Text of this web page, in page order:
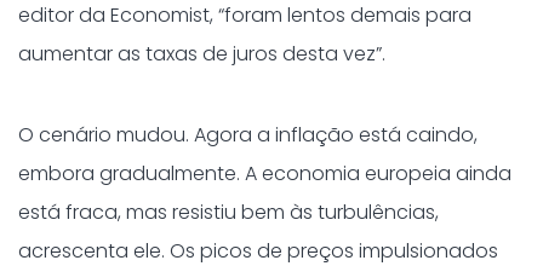
editor da Economist, “foram lentos demais para
aumentar as taxas de juros desta vez”.
O cenário mudou. Agora a inflação está caindo,
embora gradualmente. A economia europeia ainda
está fraca, mas resistiu bem às turbulências,
acrescenta ele. Os picos de preços impulsionados